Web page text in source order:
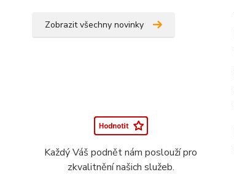
Zobrazit všechny novinky
Každý Váš podnět nám poslouží pro
zkvalitnění našich služeb.